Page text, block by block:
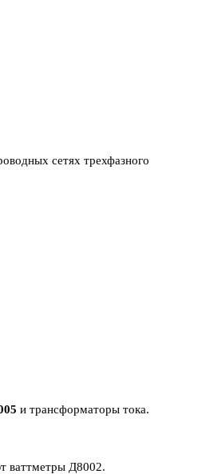
сетях трехфазного
и трансформаторы тока.
ваттметры Д8002.